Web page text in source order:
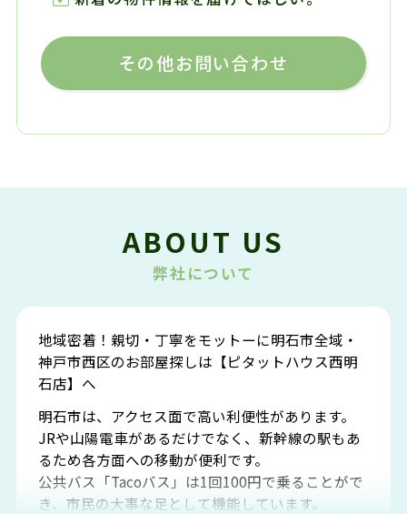
その他お問い合わせ
ABOUT US
弊社について
地域密着！親切・丁寧をモットーに明石市全域・
神戸市西区のお部屋探しは【ピタットハウス西明
石店】へ
明石市は、アクセス面で高い利便性があります。
JRや山陽電車があるだけでなく、新幹線の駅もあ
るため各方面への移動が便利です。
公共バス「Tacoバス」は1回100円で乗ることがで
き、市民の大事な足として機能しています。